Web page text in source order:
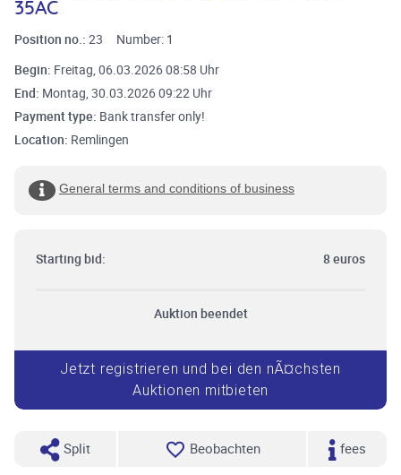
35AC
Position no.: 23 Number: 1
Begin: Freitag, 06.03.2026 08:58 Uhr
End: Montag, 30.03.2026 09:22 Uhr
Payment type: Bank transfer only!
Location: Remlingen
General terms and conditions of business
Starting bid: 8 euros
Auktion beendet
Jetzt registrieren und bei den nÃ¤chsten
Auktionen mitbieten
Split Beobachten fees